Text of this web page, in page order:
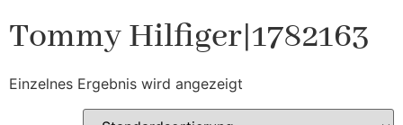
Tommy Hilfiger|1782163
Einzelnes Ergebnis wird angezeigt